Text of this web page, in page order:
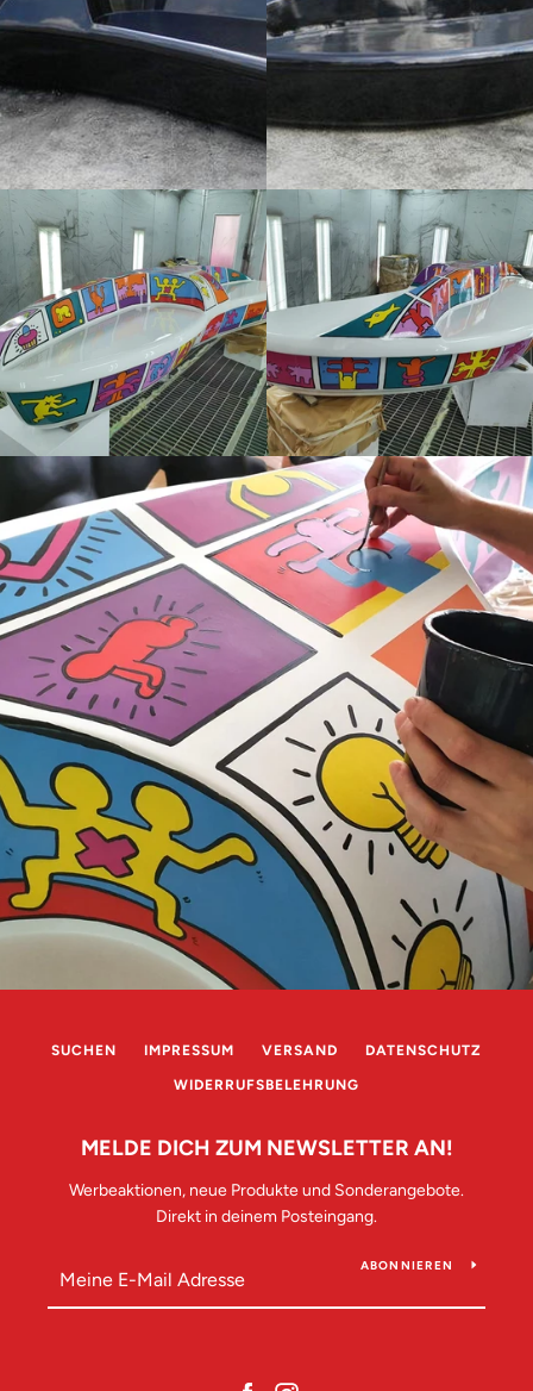
SUCHEN IMPRESSUM VERSAND DATENSCHUTZ
WIDERRUFSBELEHRUNG
MELDE DICH ZUM NEWSLETTER AN!
Werbeaktionen, neue Produkte und Sonderangebote.
Direkt in deinem Posteingang.
ABONNIEREN